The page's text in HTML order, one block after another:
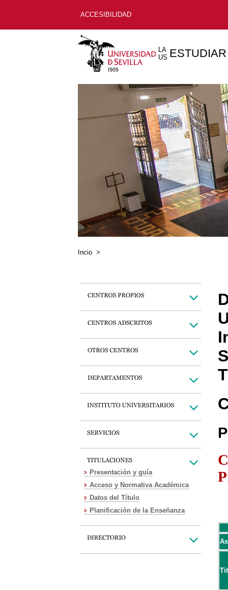
ACCESIBILIDAD
LA
US ESTUDIAR
Incio >
Presentación y guía
Acceso y Normativa Académica
Datos del Título
Planificación de la Enseñanza